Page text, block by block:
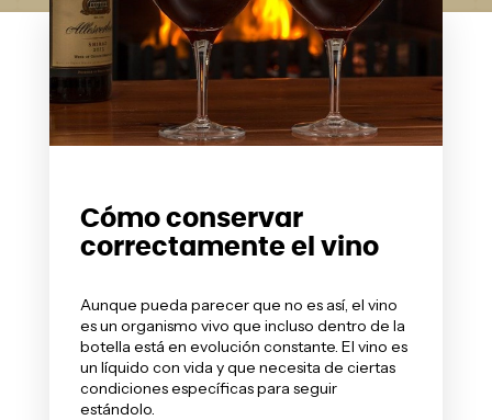
Cómo conservar
correctamente el vino
Aunque pueda parecer que no es así, el vino
es un organismo vivo que incluso dentro de la
botella está en evolución constante. El vino es
un líquido con vida y que necesita de ciertas
condiciones específicas para seguir
estándolo.